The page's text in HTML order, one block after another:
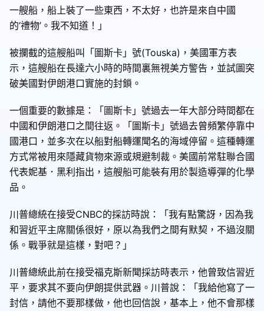
一艘船，船上裝了一些東西，不太好，也許是來自中國
的‘禮物’。我不知道！」
被攔截的這艘船叫「圖斯卡」號(Touska)，美國軍方表
示，這艘船在長達六小時的時間裏無視美方警告，並試圖突
破美國對伊朗港口實施的封鎖。
一個重要的數據是：「圖斯卡」號過去一年大部分時間都在
中國和伊朗港口之間往返。「圖斯卡」號過去曾頻繁停靠中
國港口，並多次在以船對船轉運聞名的海域停留。這種轉運
方式常被用來隱藏貨物來源或規避制裁。美國前常駐聯合國
代表妮基．黑利指出，這艘船可能裝有用於製造導彈的化學
品。
川普總統在接受CNBC的採訪時說：「我有點驚訝，因為我
和習近平主席關係很好，原以為我們之間有默契，不過沒關
係。戰爭就是這樣，對吧？」
川普總統此前在接受福克斯新聞採訪時表示，他曾致信習近
平，要求其不要向伊朗提供武器。川普說：「我給他寫了一
封信，請他不要那樣做，他也回信說，基本上，他不會那樣